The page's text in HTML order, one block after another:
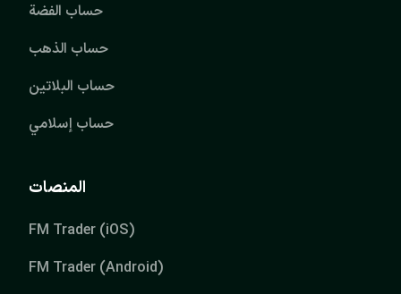
حساب الفضة
حساب الذهب
حساب البلاتين
حساب إسلامي
المنصات
FM Trader (iOS)
FM Trader (Android)